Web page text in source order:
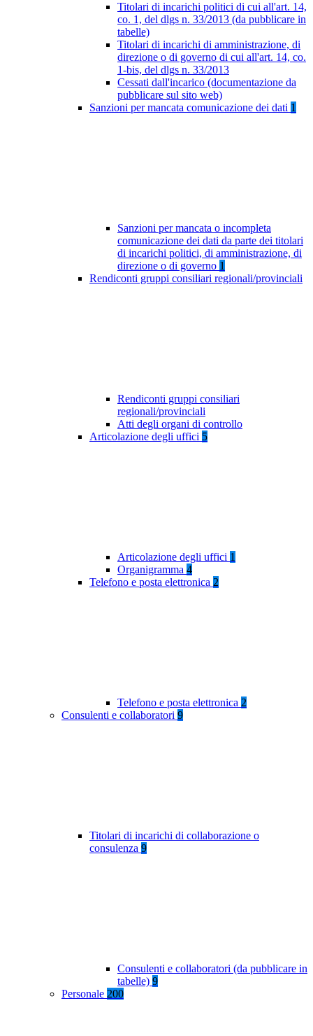
Titolari di incarichi politici di cui all'art. 14,
co. 1, del dlgs n. 33/2013 (da pubblicare in
tabelle)
Titolari di incarichi di amministrazione, di
direzione o di governo di cui all'art. 14, co.
1-bis, del dlgs n. 33/2013
Cessati dall'incarico (documentazione da
pubblicare sul sito web)
Sanzioni per mancata comunicazione dei dati 1
Sanzioni per mancata o incompleta
comunicazione dei dati da parte dei titolari
di incarichi politici, di amministrazione, di
direzione o di governo 1
Rendiconti gruppi consiliari regionali/provinciali
Rendiconti gruppi consiliari
regionali/provinciali
Atti degli organi di controllo
Articolazione degli uffici 5
Articolazione degli uffici 1
Organigramma 4
Telefono e posta elettronica 2
Telefono e posta elettronica 2
Consulenti e collaboratori 9
Titolari di incarichi di collaborazione o
consulenza 9
Consulenti e collaboratori (da pubblicare in
tabelle) 9
Personale 200